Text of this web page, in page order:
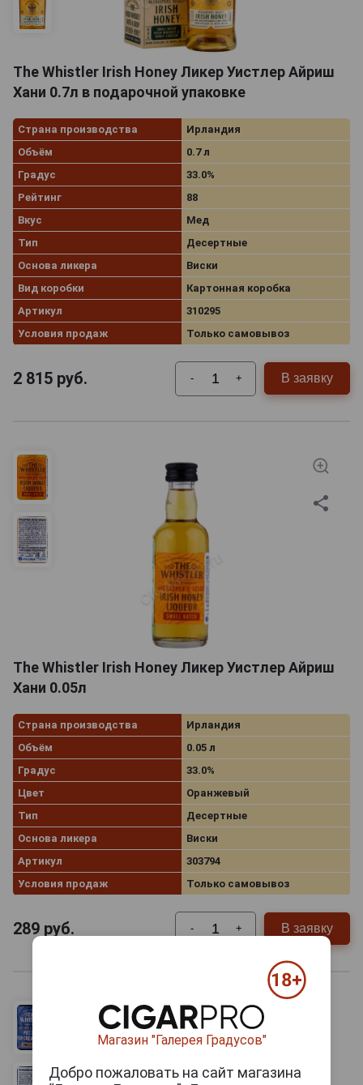
The Whistler Irish Honey Ликер Уистлер Айриш
Хани 0.7л в подарочной упаковке
Страна производства
Ирландия
Объём
0.7 л
Градус
33.0%
Рейтинг
88
Вкус
Мед
Тип
Десертные
Основа ликера
Виски
Вид коробки
Картонная коробка
Артикул
310295
Условия продаж
Только самовывоз
2 815 руб. - + В заявку
The Whistler Irish Honey Ликер Уистлер Айриш
Хани 0.05л
Страна производства
Ирландия
Объём
0.05 л
Градус
33.0%
Цвет
Оранжевый
Тип
Десертные
Основа ликера
Виски
Артикул
303794
Условия продаж
Только самовывоз
289 руб. - + В заявку
Магазин "Галерея Градусов"
Добро пожаловать на сайт магазина